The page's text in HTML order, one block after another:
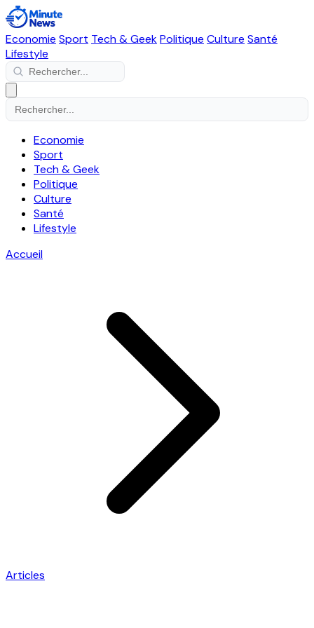
Economie Sport Tech & GeekPolitique Culture Santé
Lifestyle
Economie
Sport
Tech & Geek
Politique
Culture
Santé
Lifestyle
Accueil
Articles